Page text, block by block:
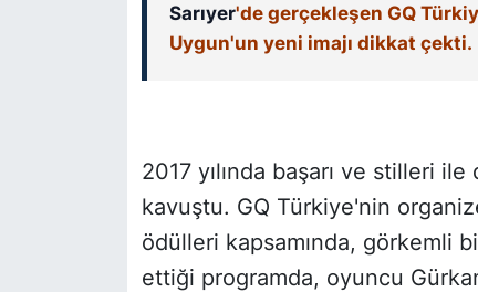
Sarıyer'de gerçekleşen GQ
Uygun'un yeni imajı dikkat çekti.
2017 yılında başarı ve stilleri
kavuştu. GQ Türkiye'nin
ödülleri kapsamında, görkemli
ettiği programda, oyuncu
VİDEO GALERİ